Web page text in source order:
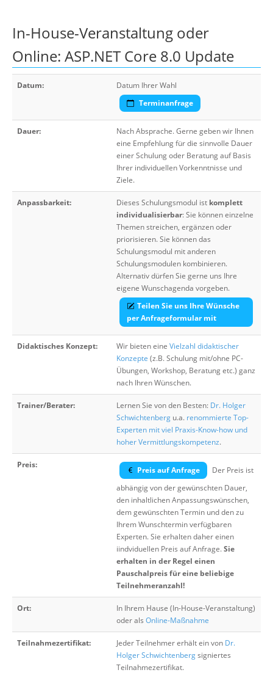
In-House-Veranstaltung oder
Online: ASP.NET Core 8.0 Update
Datum:
Datum Ihrer Wahl
Terminanfrage
Dauer:
Nach Absprache. Gerne geben wir Ihnen
eine Empfehlung für die sinnvolle Dauer
einer Schulung oder Beratung auf Basis
Ihrer individuellen Vorkenntnisse und
Ziele.
Anpassbarkeit: Dieses Schulungsmodul ist komplett
individualisierbar: Sie können einzelne
Themen streichen, ergänzen oder
priorisieren. Sie können das
Schulungsmodul mit anderen
Schulungsmodulen kombinieren.
Alternativ dürfen Sie gerne uns Ihre
eigene Wunschagenda vorgeben.
Teilen Sie uns Ihre Wünsche
per Anfrageformular mit
Didaktisches Konzept: Wir bieten eine Vielzahl didaktischer
Konzepte (z.B. Schulung mit/ohne PC-
Übungen, Workshop, Beratung etc.) ganz
nach Ihren Wünschen.
Trainer/Berater: Lernen Sie von den Besten: Dr. Holger
Schwichtenberg u.a. renommierte Top-
Experten mit viel Praxis-Know-how und
hoher Vermittlungskompetenz.
Preis:
Preis auf Anfrage
Der Preis ist
abhängig von der gewünschten Dauer,
den inhaltlichen Anpassungswünschen,
dem gewünschten Termin und den zu
Ihrem Wunschtermin verfügbaren
Experten. Sie erhalten daher einen
iindviduellen Preis auf Anfrage.Sie
erhalten in der Regel einen
Pauschalpreis für eine beliebige
Teilnehmeranzahl!
Ort:
In Ihrem Hause (In-House-Veranstaltung)
oder als Online-Maßnahme
Teilnahmezertifikat: Jeder Teilnehmer erhält ein von Dr.
Holger Schwichtenbergsigniertes
Teilnahmezertifikat.